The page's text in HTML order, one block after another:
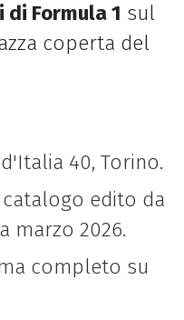
di Formula 1 sul
coperta del
40, Torino.
edito da
marzo 2026.
completo su